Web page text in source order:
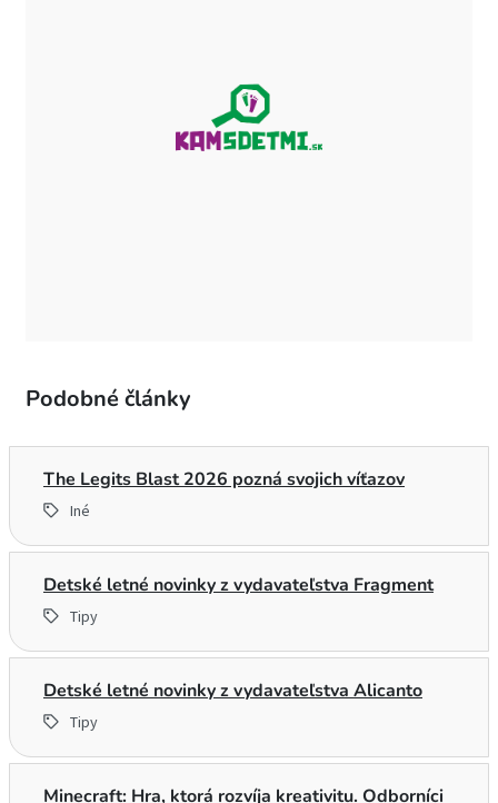
Podobné články
The Legits Blast 2026 pozná svojich víťazov
Iné
Detské letné novinky z vydavateľstva Fragment
Tipy
Detské letné novinky z vydavateľstva Alicanto
Tipy
Minecraft: Hra, ktorá rozvíja kreativitu. Odborníci